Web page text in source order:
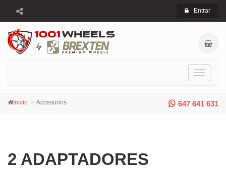
Entrar
Toggle
647 641 631
Inicio Accesorios
2 ADAPTADORES